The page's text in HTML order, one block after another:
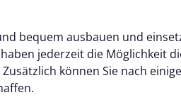
bequem ausbauen und
jederzeit die Möglichkeit
können Sie nach